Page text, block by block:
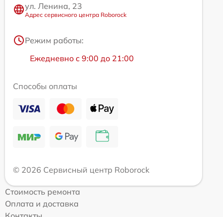
ул. Ленина, 23
Адрес сервисного центра Roborock
Режим работы:
Ежедневно с 9:00 до 21:00
Способы оплаты
© 2026 Сервисный центр Roborock
Стоимость ремонта
Оплата и доставка